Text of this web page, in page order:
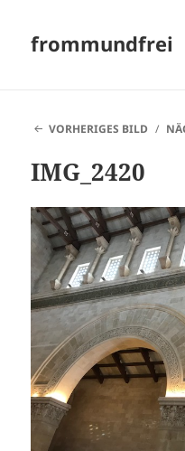
frommundfrei
VORHERIGES BILD
IMG_2420